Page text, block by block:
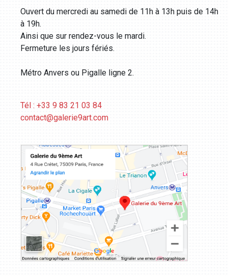
Ouvert du mercredi au samedi de 11h à 13h puis de 14h
à 19h.
Ainsi que sur rendez-vous le mardi.
Fermeture les jours fériés.
Métro Anvers ou Pigalle ligne 2.
Tél : +33 9 83 21 03 84
contact@galerie9art.com